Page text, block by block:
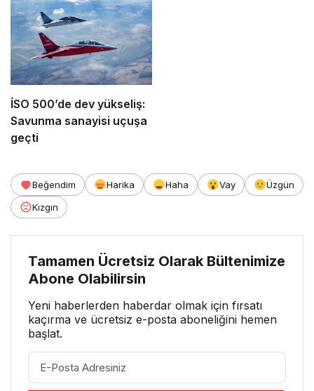
İSO 500’de dev yükseliş:
Savunma sanayisi uçuşa
geçti
Beğendim Harika Haha Vay
Üzgün
Kızgın
Tamamen Ücretsiz Olarak Bültenimize
Abone Olabilirsin
Yeni haberlerden haberdar olmak için fırsatı
kaçırma ve ücretsiz e-posta aboneliğini hemen
başlat.